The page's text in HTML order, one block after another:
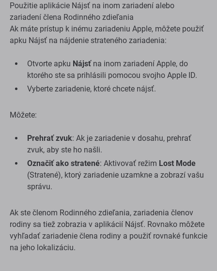
Použitie aplikácie Nájsť na inom zariadení alebo
zariadení člena Rodinného zdieľania
Ak máte prístup k inému zariadeniu Apple, môžete použiť
apku Nájsť na nájdenie strateného zariadenia:
Otvorte apku Nájsťna inom zariadení Apple, do
ktorého ste sa prihlásili pomocou svojho Apple ID.
Vyberte zariadenie, ktoré chcete nájsť.
Môžete:
Prehrať zvuk: Ak je zariadenie v dosahu, prehrať
zvuk, aby ste ho našli.
Označiť ako stratené: Aktivovať režim Lost Mode
(Stratené), ktorý zariadenie uzamkne a zobrazí vašu
správu.
Ak ste členom Rodinného zdieľania, zariadenia členov
rodiny sa tiež zobrazia v aplikácií Nájsť. Rovnako môžete
vyhľadať zariadenie člena rodiny a použiť rovnaké funkcie
na jeho lokalizáciu.